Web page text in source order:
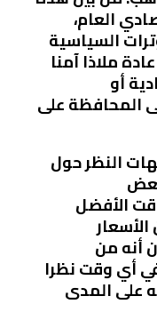
العام،
السياسية
ملاذا آمنا
أو
المحافظة على
النظر حول
الأفضل
أنه من
أي وقت نظرا
على المدى